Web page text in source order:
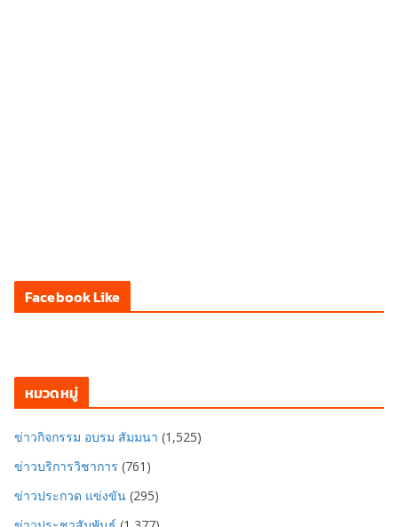
Facebook Like
หมวดหมู่
ข่าวกิจกรรม อบรม สัมมนา (1,525)
ข่าวบริการวิชาการ (761)
ข่าวประกวด แข่งขัน (295)